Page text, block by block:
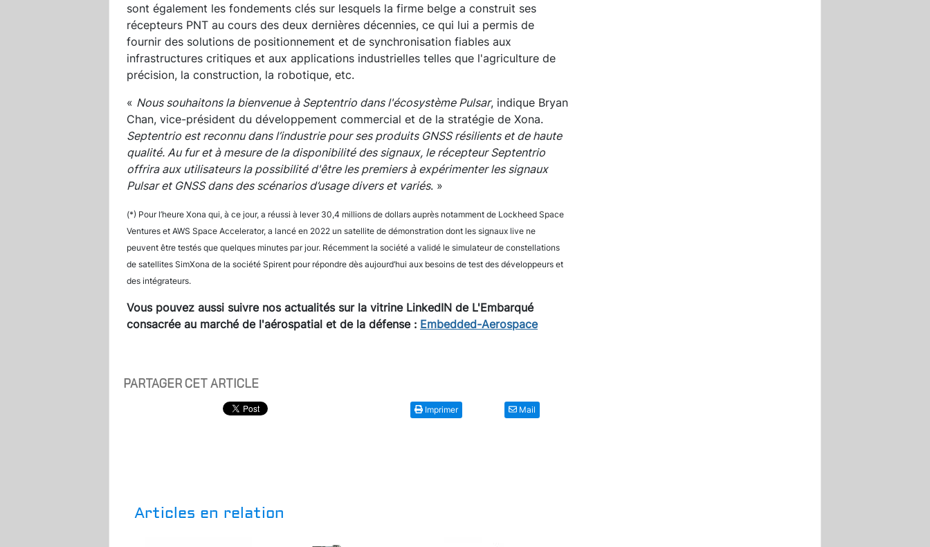
sont également les fondements clés sur lesquels la firme belge a construit ses
récepteurs PNT au cours des deux dernières décennies, ce qui lui a permis de
fournir des solutions de positionnement et de synchronisation fiables aux
infrastructures critiques et aux applications industrielles telles que l'agriculture de
précision, la construction, la robotique, etc.
« Nous souhaitons la bienvenue à Septentrio dans l'écosystème Pulsar, indique Bryan
Chan, vice-président du développement commercial et de la stratégie de Xona.
Septentrio est reconnu dans l’industrie pour ses produits GNSS résilients et de haute
qualité. Au fur et à mesure de la disponibilité des signaux, le récepteur Septentrio
offrira aux utilisateurs la possibilité d'être les premiers à expérimenter les signaux
Pulsar et GNSS dans des scénarios d’usage divers et variés. »
(*) Pour l’heure Xona qui, à ce jour, a réussi à lever 30,4 millions de dollars auprès notamment de Lockheed Space
Ventures et AWS Space Accelerator, a lancé en 2022 un satellite de démonstration dont les signaux live ne
peuvent être testés que quelques minutes par jour. Récemment la société a validé le simulateur de constellations
de satellites SimXona de la société Spirent pour répondre dès aujourd’hui aux besoins de test des développeurs et
des intégrateurs.
Vous pouvez aussi suivre nos actualités sur la vitrine LinkedIN de L'Embarqué
consacrée au marché de l'aérospatial et de la défense : Embedded-Aerospace
PARTAGER CET ARTICLE
Imprimer Mail
Articles en relation